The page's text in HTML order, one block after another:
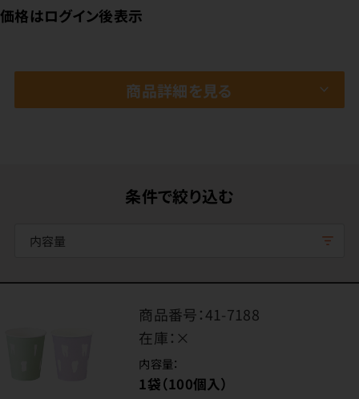
価格はログイン後表示
商品詳細を見る
条件で絞り込む
内容量
商品番号：41-7188
在庫： ×
内容量：
1袋（100個入）